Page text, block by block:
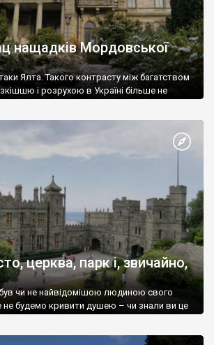
нащадків Мордовської
Ялта. Такого контрасту між багатством
і розрухою в Україні більше не
церква, парк і, звичайно,
чи не найвідомішою людиною свого
не будемо кривити душею – чи знали ви це